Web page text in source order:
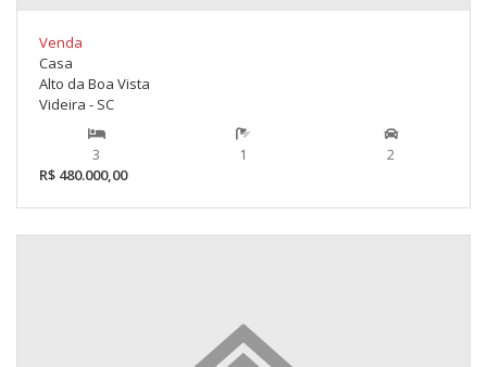
Venda
Casa
Alto da Boa Vista
Videira - SC
3 1
2
R$ 480.000,00